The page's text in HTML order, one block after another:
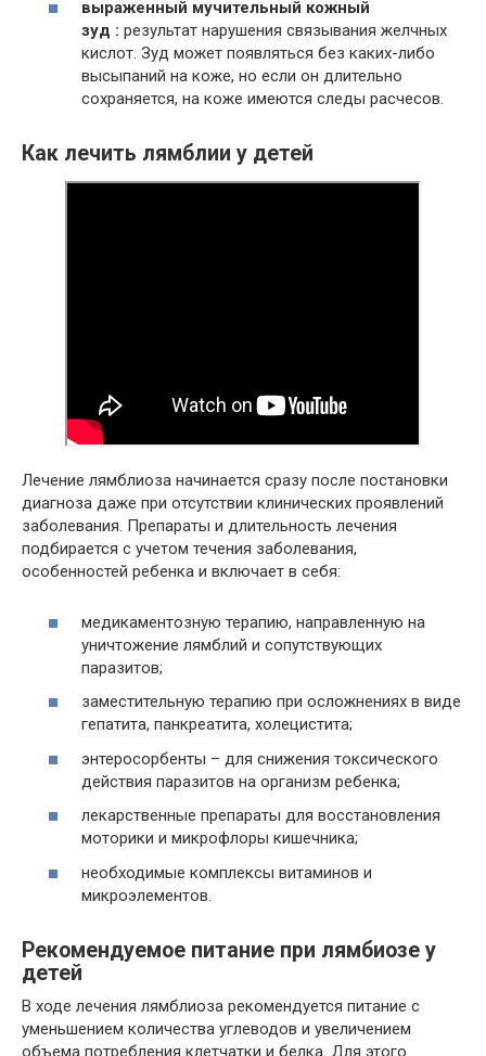
выраженный мучительный кожный
зуд : результат нарушения связывания желчных
кислот. Зуд может появляться без каких-либо
высыпаний на коже, но если он длительно
сохраняется, на коже имеются следы расчесов.
Как лечить лямблии у детей
Лечение лямблиоза начинается сразу после постановки
диагноза даже при отсутствии клинических проявлений
заболевания. Препараты и длительность лечения
подбирается с учетом течения заболевания,
особенностей ребенка и включает в себя:
медикаментозную терапию, направленную на
уничтожение лямблий и сопутствующих
паразитов;
заместительную терапию при осложнениях в виде
гепатита, панкреатита, холецистита;
энтеросорбенты – для снижения токсического
действия паразитов на организм ребенка;
лекарственные препараты для восстановления
моторики и микрофлоры кишечника;
необходимые комплексы витаминов и
микроэлементов.
Рекомендуемое питание при лямбиозе у
детей
В ходе лечения лямблиоза рекомендуется питание с
уменьшением количества углеводов и увеличением
объема потребления клетчатки и белка. Для этого